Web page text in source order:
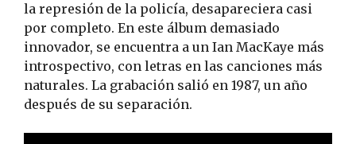
la represión de la policía, desapareciera casi
por completo. En este álbum demasiado
innovador, se encuentra a un Ian MacKaye más
introspectivo, con letras en las canciones más
naturales. La grabación salió en 1987, un año
después de su separación.